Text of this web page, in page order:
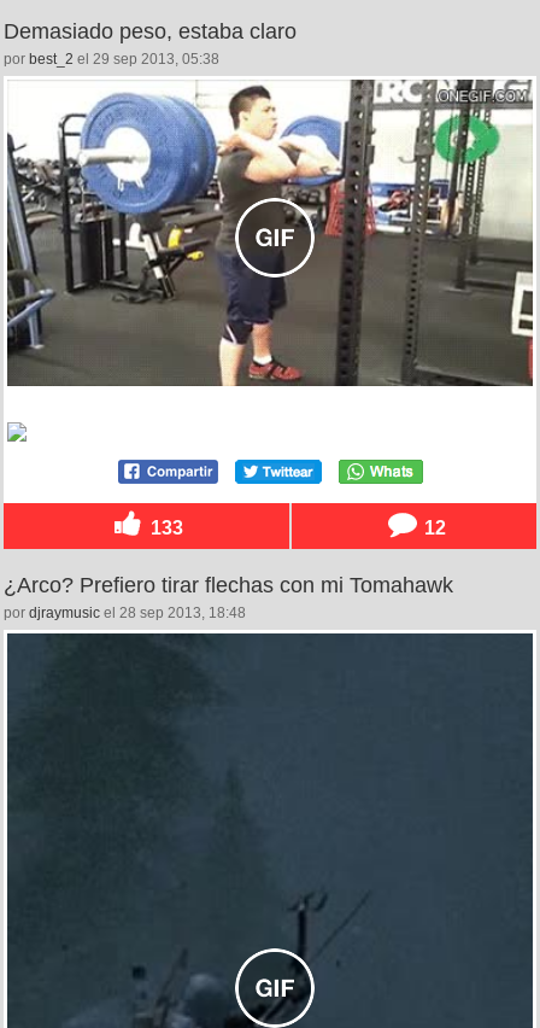
Demasiado peso, estaba claro
por best_2 el 29 sep 2013, 05:38
133 12
¿Arco? Prefiero tirar flechas con mi Tomahawk
por djraymusic el 28 sep 2013, 18:48